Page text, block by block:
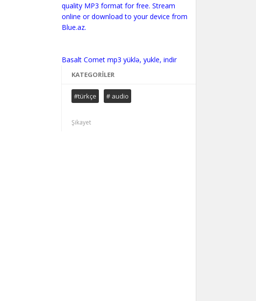
quality MP3 format for free. Stream
online or download to your device from
Blue.az.
Basalt Comet mp3 yüklə, yukle, indir
KATEGORILER
#türkçe # audio
Şikayet